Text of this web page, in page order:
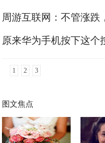
前者
周游互联网：不管涨跌
是十倍潜力股
原来华为手机按下这个
1 2 3
图文焦点